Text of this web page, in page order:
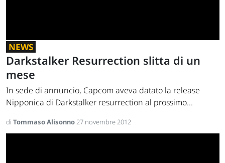
NEWS
Darkstalker Resurrection slitta di un
mese
In sede di annuncio, Capcom aveva datato la release
Nipponica di Darkstalker resurrection al prossimo...
di Tommaso Alisonno27 novembre 2012